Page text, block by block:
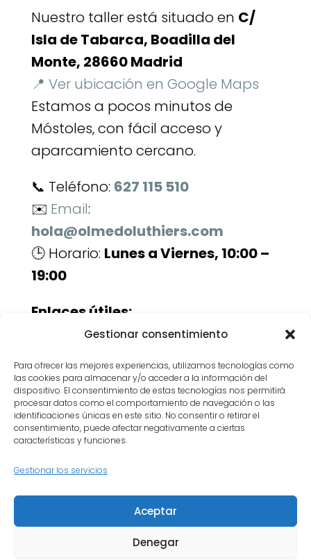
Gestionar consentimiento
Para ofrecer las mejores experiencias, utilizamos tecnologías como
las cookies para almacenar y/o acceder a la información del
dispositivo. El consentimiento de estas tecnologías nos permitirá
procesar datos como el comportamiento de navegación o las
identificaciones únicas en este sitio. No consentir o retirar el
consentimiento, puede afectar negativamente a ciertas
características y funciones.
Gestionar los servicios
Aceptar
Denegar
Nuestro taller está situado en C/
Isla de Tabarca, Boadilla del
Monte, 28660 Madrid
📍 Ver ubicación en Google Maps
Estamos a pocos minutos de
Móstoles, con fácil acceso y
aparcamiento cercano.
📞 Teléfono: 627 115 510
✉️ Email:
hola@olmedoluthiers.com
🕒 Horario: Lunes a Viernes, 10:00 –
19:00
Enlaces útiles:
Servicios de luthería
Recupera el placer de tocar.
Contacta con nosotros y descubre
cómo cuidamos cada detalle de tu
Inicio
Quiénes somos
Política de privacidad
Política de cookies
Contacto